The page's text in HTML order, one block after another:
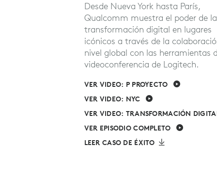
Desde Nueva York hasta París,
Qualcomm muestra el poder de la
transformación digital en lugares
icónicos a través de la
nivel global con las herramientas
videoconferencia de Logitech.
VER VIDEO: P PROYECTO
VER VIDEO: NYC
VER VIDEO: TRANSFORMACIÓN
VER EPISODIO COMPLETO
LEER CASO DE ÉXITO